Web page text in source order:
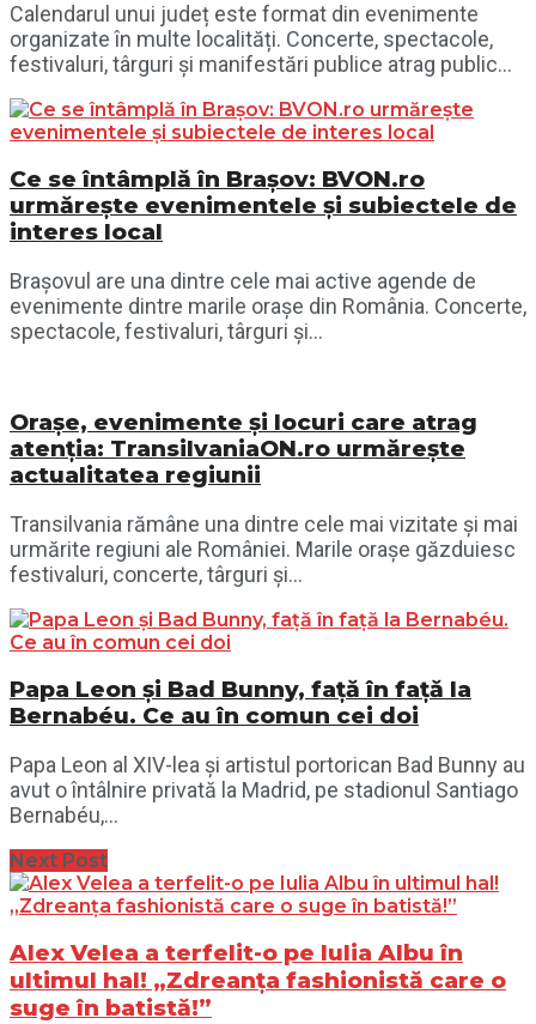
Calendarul unui județ este format din evenimente
organizate în multe localități. Concerte, spectacole,
festivaluri, târguri și manifestări publice atrag public...
Ce se întâmplă în Brașov: BVON.ro
urmărește evenimentele și subiectele de
interes local
Brașovul are una dintre cele mai active agende de
evenimente dintre marile orașe din România. Concerte,
spectacole, festivaluri, târguri și...
Orașe, evenimente și locuri care atrag
atenția: TransilvaniaON.ro urmărește
actualitatea regiunii
Transilvania rămâne una dintre cele mai vizitate și mai
urmărite regiuni ale României. Marile orașe găzduiesc
festivaluri, concerte, târguri și...
Papa Leon și Bad Bunny, față în față la
Bernabéu. Ce au în comun cei doi
Papa Leon al XIV-lea și artistul portorican Bad Bunny au
avut o întâlnire privată la Madrid, pe stadionul Santiago
Bernabéu,...
Next Post
Alex Velea a terfelit-o pe Iulia Albu în
ultimul hal! „Zdreanţa fashionistă care o
suge în batistă!”